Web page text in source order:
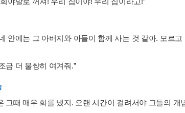
안에는 그 아버지와 아들이 함께 사는 것 같아. 모르
금 더 불쌍히 여겨줘.”
그때 매우 화를 냈지. 오랜 시간이 걸려서야 그들의 개